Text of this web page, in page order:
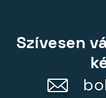
Szívesen